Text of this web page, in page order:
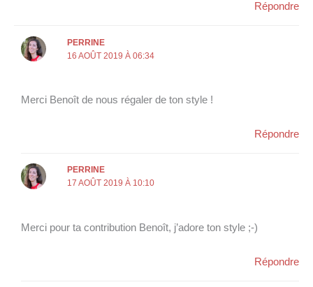
Répondre
PERRINE
16 AOÛT 2019 À 06:34
Merci Benoît de nous régaler de ton style !
Répondre
PERRINE
17 AOÛT 2019 À 10:10
Merci pour ta contribution Benoît, j’adore ton style ;-)
Répondre